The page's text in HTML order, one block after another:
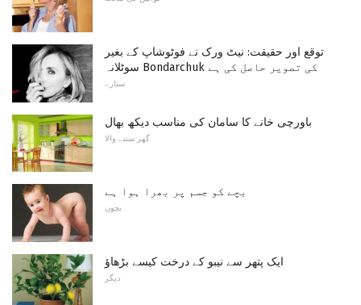
توقع اور حقیقت: نیٹ ورک نے فوٹوشاپ کے بغیر
سوٹلانہ Bondarchuk کی تصویر حاصل کی ہے
ستارے
باورچی خانے کا سامان کی مناسب دیکھ بھال
گھر سننے والا
بچے کو جسم پر بھرا ہوا ہے
بچوں
ایک پتھر سے نیبو کے درخت کیسے بڑھاؤ
دیگر